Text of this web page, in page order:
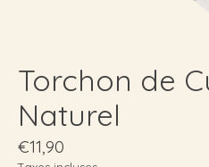
Torchon de
Naturel
€11,90